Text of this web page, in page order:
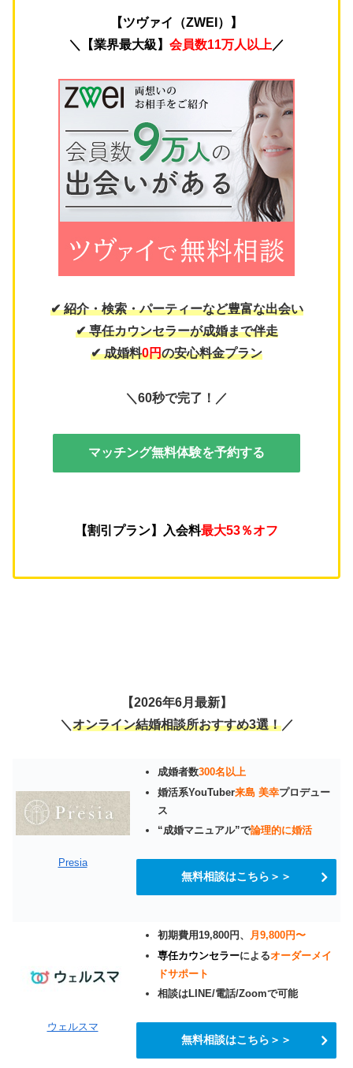
【ツヴァイ（ZWEI）】
＼【業界最大級】 会員数11万人以上 ／
✔ 紹介・検索・パーティーなど豊富な出会い
✔ 専任カウンセラーが成婚まで伴走
✔ 成婚料0円の安心料金プラン
＼60秒で完了！／
マッチング無料体験を予約する
【割引プラン】入会料最大53％オフ
【2026年6月最新】
＼ オンライン結婚相談所おすすめ3選！／
Presia
成婚者数300名以上
婚活系YouTuber来島 美幸プロデュー
ス
“成婚マニュアル”で論理的に婚活
無料相談はこちら＞＞
ウェルスマ
初期費用19,800円、 月9,800円〜
専任カウンセラーによるオーダーメイ
ドサポート
相談はLINE/電話/Zoomで可能
無料相談はこちら＞＞